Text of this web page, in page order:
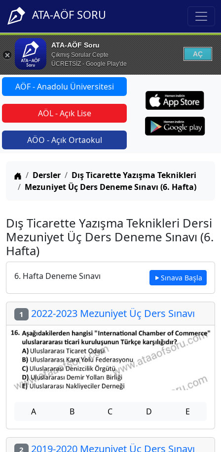
ATA-AÖF SORU
ATA-AÖF Soru
Çıkmış Sorular Cepte
ÜCRETSİZ - Google Play'de
AÇ
AÖF - Anadolu Üniversitesi
AÖL - Açık Lise
AÖO - Açık Ortaokul
Anasayfa
Dersler
Dış Ticarette Yazışma Teknikleri
Mezuniyet Üç Ders Deneme Sınavı (6. Hafta)
Dış Ticarette Yazışma Teknikleri Dersi
Mezuniyet Üç Ders Deneme Sınavı (6.
Hafta)
6. Hafta Deneme Sınavı Sınava Başla
1 2022-2023 Mezuniyet Üç Ders Sınavı
A B C D E
2 2019-2020 Mezuniyet Üç Ders Sınavı